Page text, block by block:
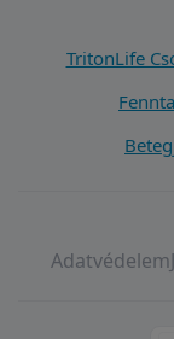
TritonLife
Adatvédelem